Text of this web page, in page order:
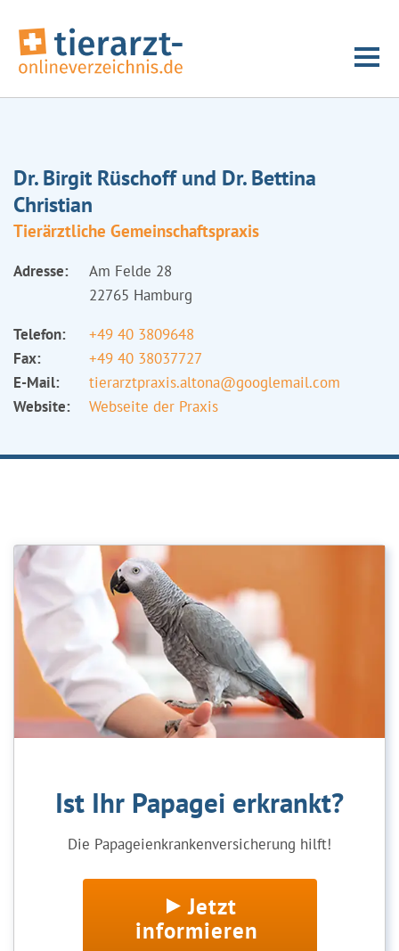
Dr. Birgit Rüschoff und Dr. Bettina
Christian
Tierärztliche Gemeinschaftspraxis
Adresse:
Am Felde 28
22765 Hamburg
Telefon:
+49 40 3809648
Fax:
+49 40 38037727
E-Mail:
tierarztpraxis.altona@googlemail.com
Website:
Webseite der Praxis
Ist Ihr Papagei erkrankt?
Die Papageienkrankenversicherung hilft!
Jetzt
informieren